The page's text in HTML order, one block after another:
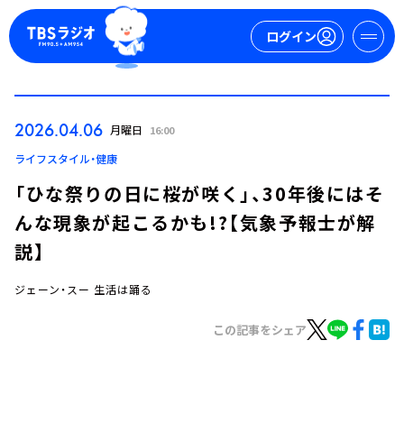
ログイン
ログイン
2026.04.06 月曜日 16:00
ライフスタイル・健康
「ひな祭りの日に桜が咲く」、30年後にはそ
んな現象が起こるかも!?【気象予報士が解
説】
ジェーン・スー 生活は踊る
この記事をシェア